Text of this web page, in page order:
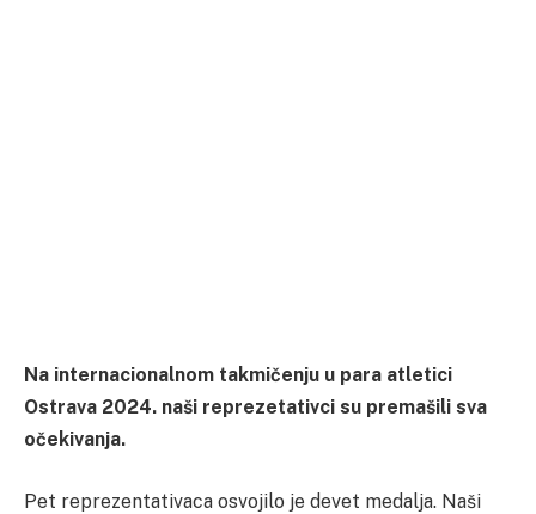
Na internacionalnom takmičenju u para atletici
Ostrava 2024. naši reprezetativci su premašili sva
očekivanja.
Pet reprezentativaca osvojilo je devet medalja. Naši